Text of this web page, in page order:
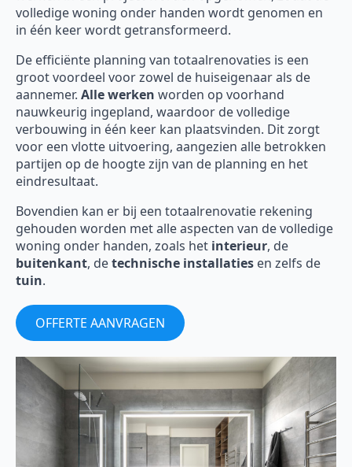
volledige woning onder handen wordt genomen en
in één keer wordt getransformeerd.
De efficiënte planning van totaalrenovaties is een
groot voordeel voor zowel de huiseigenaar als de
aannemer. Alle werken worden op voorhand
nauwkeurig ingepland, waardoor de volledige
verbouwing in één keer kan plaatsvinden. Dit zorgt
voor een vlotte uitvoering, aangezien alle betrokken
partijen op de hoogte zijn van de planning en het
eindresultaat.
Bovendien kan er bij een totaalrenovatie rekening
gehouden worden met alle aspecten van de volledige
woning onder handen, zoals het interieur, de
buitenkant, detechnische installaties en zelfs de
tuin.
OFFERTE AANVRAGEN